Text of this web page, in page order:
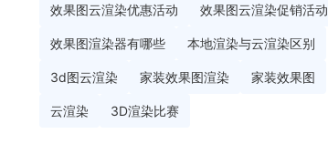
效果图云渲染优惠活动 效果图云渲染促销活动
效果图渲染器有哪些 本地渲染与云渲染区别
3d图云渲染 家装效果图渲染 家装效果图
云渲染 3D渲染比赛